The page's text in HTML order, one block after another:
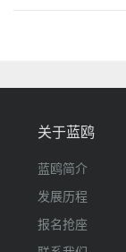
关于蓝鸥
蓝鸥简介
发展历程
报名抢座